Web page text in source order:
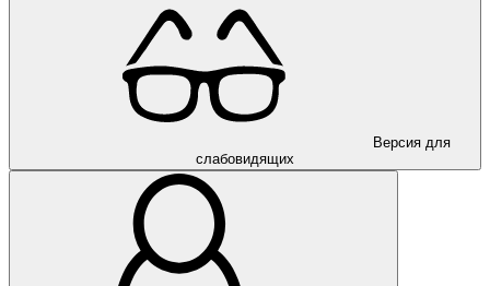
Версия для
слабовидящих